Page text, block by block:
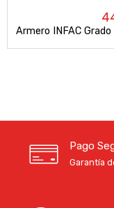
Armero INFAC
Pago
Garantía